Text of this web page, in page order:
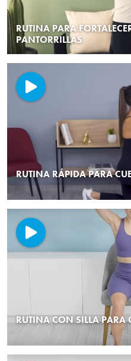
RUTINA PARA
PANTORRILLAS
RUTINA RÁPIDA PARA
RUTINA CON SILLA PARA